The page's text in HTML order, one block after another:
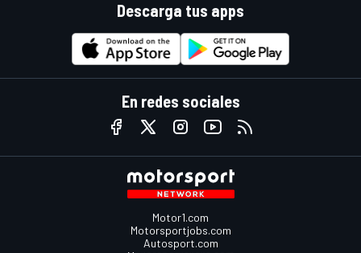
Descarga tus apps
En redes sociales
Motor1.com
Motorsportjobs.com
Autosport.com